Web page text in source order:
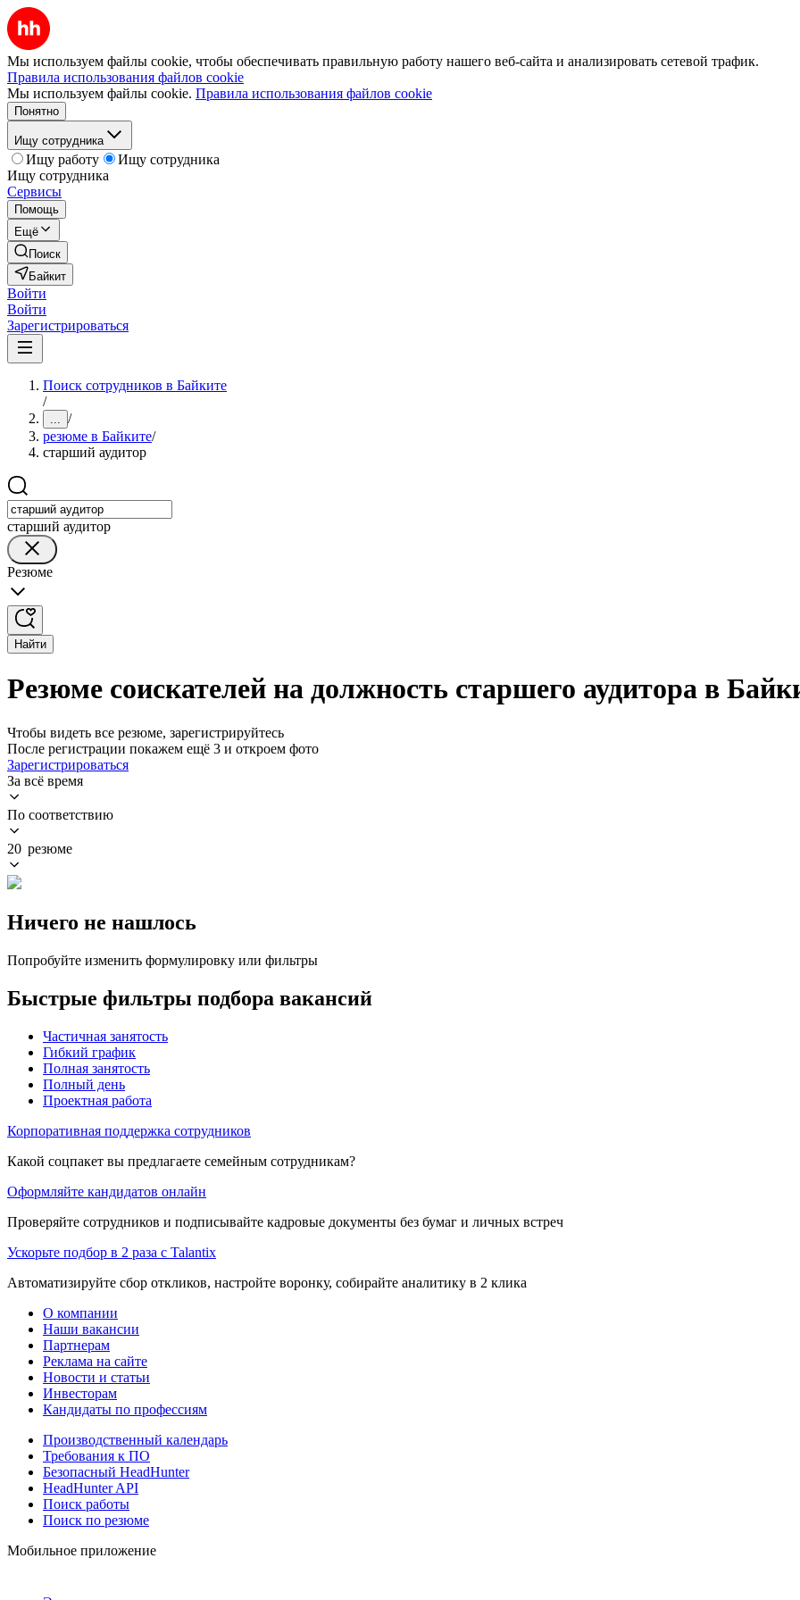
Мы используем файлы cookie, чтобы обеспечивать правильную работу нашего веб-сайта и анализировать сетевой трафик.
Правила использования файлов cookie
Мы используем файлы cookie. Правила использования файлов cookie
Понятно
Ищу сотрудника
Ищу работу
Ищу сотрудника
Ищу сотрудника
Сервисы
Помощь
Ещё
Поиск
Байкит
Войти
Войти
Зарегистрироваться
Поиск сотрудников в Байките
/
... /
резюме в Байките/
старший аудитор
старший аудитор
Резюме
Найти
Резюме соискателей на должность старшего аудитора в
Чтобы видеть все резюме, зарегистрируйтесь
После регистрации покажем ещё 3 и откроем фото
Зарегистрироваться
За всё время
По соответствию
20 резюме
Ничего не нашлось
Попробуйте изменить формулировку или фильтры
Быстрые фильтры подбора вакансий
Частичная занятость
Гибкий график
Полная занятость
Полный день
Проектная работа
Корпоративная поддержка сотрудников
Какой соцпакет вы предлагаете семейным сотрудникам?
Оформляйте кандидатов онлайн
Проверяйте сотрудников и подписывайте кадровые документы без бумаг и личных встреч
Ускорьте подбор в 2 раза с Talantix
Автоматизируйте сбор откликов, настройте воронку, собирайте аналитику в 2 клика
О компании
Наши вакансии
Партнерам
Реклама на сайте
Новости и статьи
Инвесторам
Кандидаты по профессиям
Производственный календарь
Требования к ПО
Безопасный HeadHunter
HeadHunter API
Поиск работы
Поиск по резюме
Мобильное приложение